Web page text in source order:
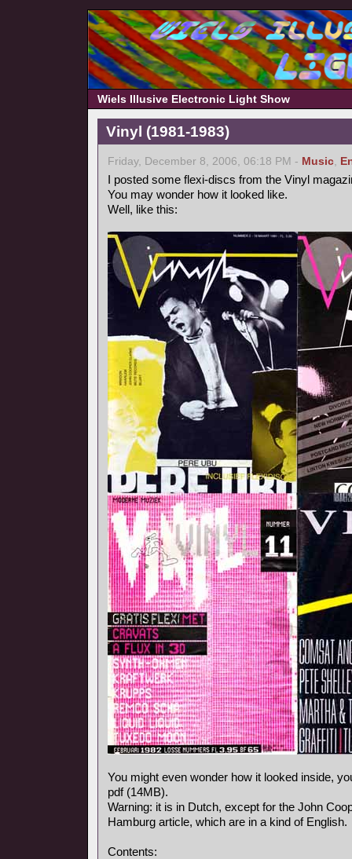
Wiels Illusive Electronic Light Show
Vinyl (1981-1983)
Friday, December 8, 2006, 06:18 PM - Music,
I posted some flexi-discs from the Vinyl
You may wonder how it looked like.
Well, like this:
You might even wonder how it looked inside,
pdf (14MB).
Warning: it is in Dutch, except for the John
Hamburg article, which are in a kind of English.
Contents: